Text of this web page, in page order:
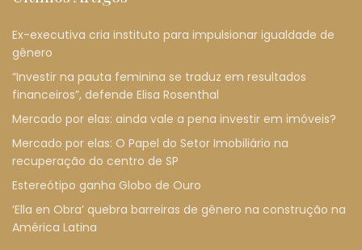
Ex-executiva cria instituto para impulsionar igualdade de
gênero
“Investir na pauta feminina se traduz em resultados
financeiros”, defende Elisa Rosenthal
Mercado por elas: ainda vale a pena investir em imóveis?
Mercado por elas: O Papel do Setor Imobiliário na
recuperação do centro de SP
Estereótipo ganha Globo de Ouro
‘Ella en Obra’ quebra barreiras de gênero na construção na
América Latina